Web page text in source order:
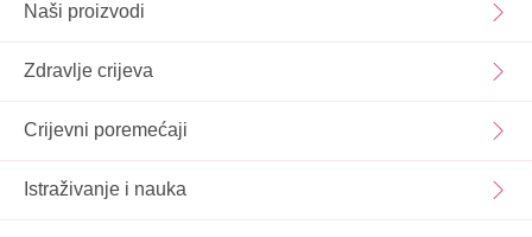
Naši proizvodi
Zdravlje crijeva
Crijevni poremećaji
Istraživanje i nauka